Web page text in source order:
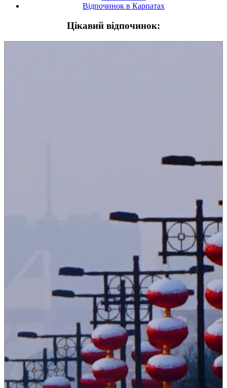
Відпочинок в Карпатах
Цікавий відпочинок: